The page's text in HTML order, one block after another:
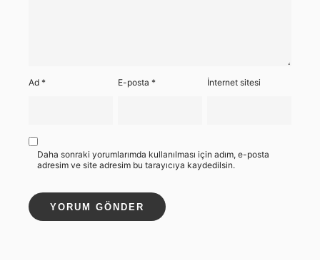
Ad * E-posta* İnternet sitesi
Daha sonraki yorumlarımda kullanılması için adım, e-posta
adresim ve site adresim bu tarayıcıya kaydedilsin.